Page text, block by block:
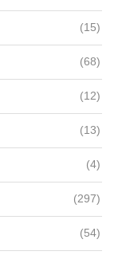
(15)
(68)
(12)
(13)
(4)
(297)
(54)